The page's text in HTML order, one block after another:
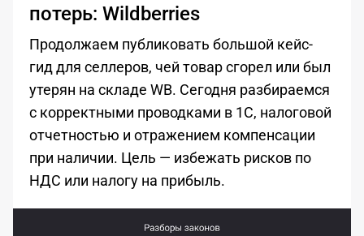
потерь: Wildberries
Продолжаем публиковать большой кейс-
гид для селлеров, чей товар сгорел или был
утерян на складе WB. Сегодня разбираемся
с корректными проводками в 1С, налоговой
отчетностью и отражением компенсации
при наличии. Цель — избежать рисков по
НДС или налогу на прибыль.